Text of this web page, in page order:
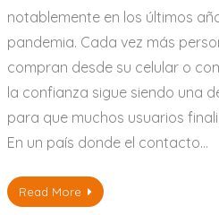
notablemente en los últimos
pandemia. Cada vez más
compran desde su celular o
la confianza sigue siendo una
para que muchos usuarios
En un país donde el contacto…
Read More